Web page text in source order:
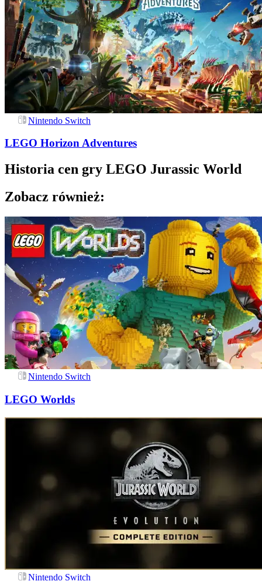
Nintendo Switch
LEGO Horizon Adventures
Historia cen gry LEGO Jurassic World
Zobacz również:
Nintendo Switch
LEGO Worlds
Nintendo Switch